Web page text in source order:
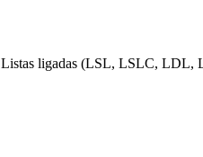
ligadas (LSL, LSLC, LDL,